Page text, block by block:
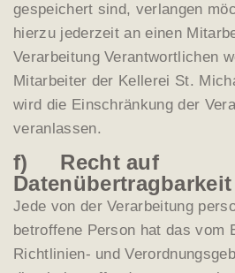
gespeichert sind, verlangen
hierzu jederzeit an einen
Verarbeitung Verantwortlichen
Mitarbeiter der Kellerei St.
wird die Einschränkung der
veranlassen.
f) Recht auf
Datenübertragbarkeit
Jede von der Verarbeitung
betroffene Person hat das vom
Richtlinien- und